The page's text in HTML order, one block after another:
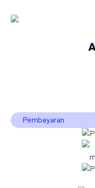
Pembayaran